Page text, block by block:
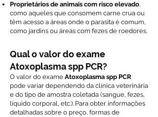
Proprietários de animais com risco elevado,
como aqueles que consomem carne crua ou
têm acesso a áreas onde o parasita é comum,
como jardins ou áreas com fezes de roedores.
Qual o valor do exame
Atoxoplasma spp PCR?
O valor do exame Atoxoplasma spp PCR
pode variar dependendo da clínica veterinária
e do tipo de amostra coletada (sangue, fezes,
líquido corporal, etc.). Para obter informações
detalhadas sobre o preço, formas de